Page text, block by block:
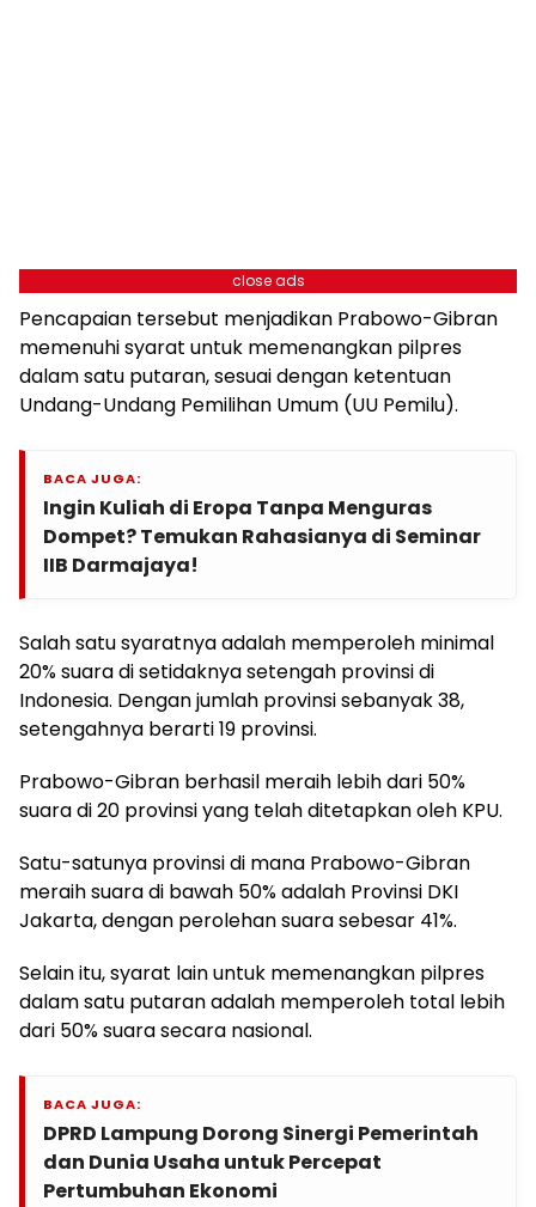
close ads
Pencapaian tersebut menjadikan Prabowo-Gibran
memenuhi syarat untuk memenangkan pilpres
dalam satu putaran, sesuai dengan ketentuan
Undang-Undang Pemilihan Umum (UU Pemilu).
BACA JUGA:
Ingin Kuliah di Eropa Tanpa Menguras
Dompet? Temukan Rahasianya di Seminar
IIB Darmajaya!
Salah satu syaratnya adalah memperoleh minimal
20% suara di setidaknya setengah provinsi di
Indonesia. Dengan jumlah provinsi sebanyak 38,
setengahnya berarti 19 provinsi.
Prabowo-Gibran berhasil meraih lebih dari 50%
suara di 20 provinsi yang telah ditetapkan oleh KPU.
Satu-satunya provinsi di mana Prabowo-Gibran
meraih suara di bawah 50% adalah Provinsi DKI
Jakarta, dengan perolehan suara sebesar 41%.
Selain itu, syarat lain untuk memenangkan pilpres
dalam satu putaran adalah memperoleh total lebih
dari 50% suara secara nasional.
BACA JUGA:
DPRD Lampung Dorong Sinergi Pemerintah
dan Dunia Usaha untuk Percepat
Pertumbuhan Ekonomi